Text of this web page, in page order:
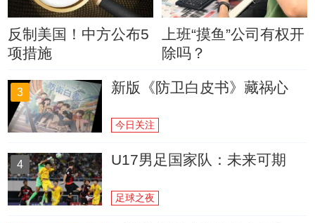
反制美国！中方公布5
项措施
上班“摸鱼”公司有权开
除吗？
3 新版《防卫白皮书》藏祸心
今日关注
4 U17男足国家队：未来可期
足球之夜